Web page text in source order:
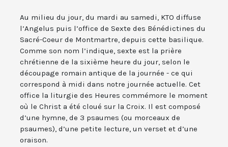
Au milieu du jour, du mardi au samedi, KTO diffuse
l’Angelus puis l’office de Sexte des Bénédictines du
Sacré-Coeur de Montmartre, depuis cette basilique.
Comme son nom l’indique, sexte est la prière
chrétienne de la sixième heure du jour, selon le
découpage romain antique de la journée - ce qui
correspond à midi dans notre journée actuelle. Cet
office la liturgie des Heures commémore le moment
où le Christ a été cloué sur la Croix. Il est composé
d’une hymne, de 3 psaumes (ou morceaux de
psaumes), d’une petite lecture, un verset et d’une
oraison.